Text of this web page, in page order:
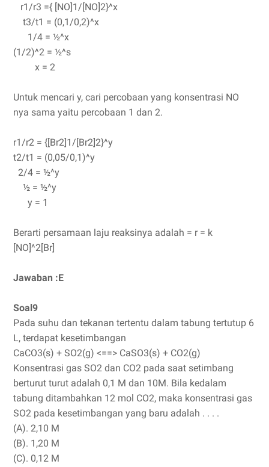
r1/r3 ={ [NO]1/[NO]2}^x
t3/t1 = (0,1/0,2)^x
1/4 = ½^x
(1/2)^2 = ½^s
x = 2
Untuk mencari y, cari percobaan yang konsentrasi NO
nya sama yaitu percobaan 1 dan 2.
r1/r2 = {[Br2]1/[Br2]2}^y
t2/t1 = (0,05/0,1)^y
2/4 = ½^y
½ = ½^y
y = 1
Berarti persamaan laju reaksinya adalah = r = k
[NO]^2[Br]
Jawaban :E
Soal9
Pada suhu dan tekanan tertentu dalam tabung tertutup 6
L, terdapat kesetimbangan
CaCO3(s) + SO2(g) <==> CaSO3(s) + CO2(g)
Konsentrasi gas SO2 dan CO2 pada saat setimbang
berturut turut adalah 0,1 M dan 10M. Bila kedalam
tabung ditambahkan 12 mol CO2, maka konsentrasi gas
SO2 pada kesetimbangan yang baru adalah . . . .
(A). 2,10 M
(B). 1,20 M
(C). 0,12 M